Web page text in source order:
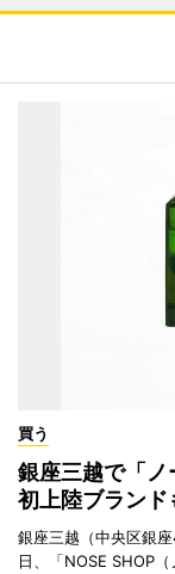
買う
銀座三越で「
初上陸ブランド
銀座三越（中央区銀
日、「NOSE SHOP